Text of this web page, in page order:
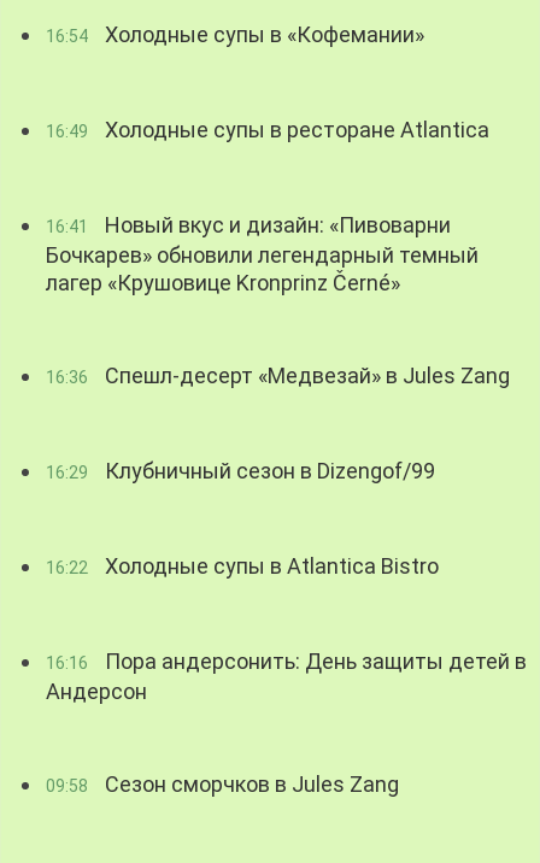
16:54 Холодные супы в «Кофемании»
16:49 Холодные супы в ресторане Atlantica
16:41
Новый вкус и дизайн: «Пивоварни
Бочкарев» обновили легендарный темный
лагер «Крушовице Kronprinz Černé»
16:36 Спешл-десерт «Медвезай» в Jules Zang
16:29 Клубничный сезон в Dizengof/99
16:22 Холодные супы в Atlantica Bistro
16:16
Пора андерсонить: День защиты детей в
Андерсон
09:58 Сезон сморчков в Jules Zang